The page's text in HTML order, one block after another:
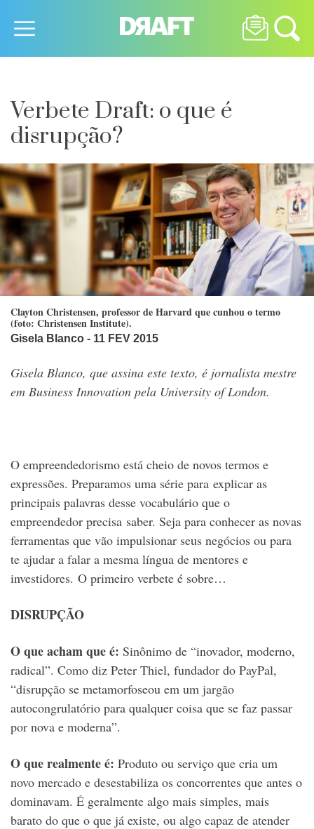
Verbete Draft: o que é
disrupção?
Clayton Christensen, professor de Harvard que cunhou o termo
(foto: Christensen Institute).
Gisela Blanco - 11 FEV 2015
Gisela Blanco, que assina este texto, é jornalista mestre
em Business Innovation pela University of London.
O empreendedorismo está cheio de novos termos e
expressões. Preparamos uma série para explicar as
principais palavras desse vocabulário que o
empreendedor precisa saber. Seja para conhecer as novas
ferramentas que vão impulsionar seus negócios ou para
te ajudar a falar a mesma língua de mentores e
investidores. O primeiro verbete é sobre…
DISRUPÇÃO
O que acham que é: Sinônimo de “inovador, moderno,
radical”. Como diz Peter Thiel, fundador do PayPal,
“disrupção se metamorfoseou em um jargão
autocongrulatório para qualquer coisa que se faz passar
por nova e moderna”.
O que realmente é: Produto ou serviço que cria um
novo mercado e desestabiliza os concorrentes que antes o
dominavam. É geralmente algo mais simples, mais
barato do que o que já existe, ou algo capaz de atender